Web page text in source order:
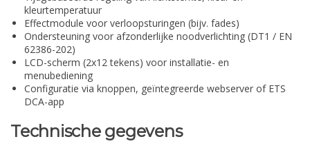
kleurtemperatuur
Effectmodule voor verloopsturingen (bijv. fades)
Ondersteuning voor afzonderlijke noodverlichting (DT1 / EN
62386-202)
LCD-scherm (2x12 tekens) voor installatie- en
menubediening
Configuratie via knoppen, geïntegreerde webserver of ETS
DCA-app
Technische gegevens